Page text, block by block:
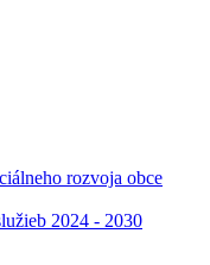
rozvoja obce
2024 - 2030